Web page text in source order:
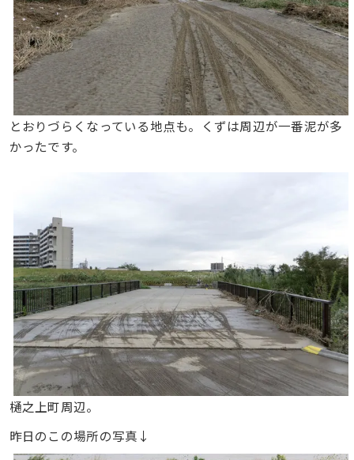
とおりづらくなっている地点も。くずは周辺が一番泥が多
かったです。
樋之上町周辺。
昨日のこの場所の写真↓